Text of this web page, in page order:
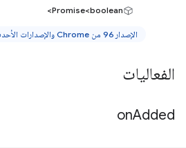
Promise<boolean>
الإصدار 96 من Chrome والإصدارات الأحدث
الفعاليات
onAdded